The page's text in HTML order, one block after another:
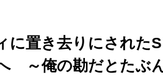
に置き去りにされた
～俺の勘だとたぶ